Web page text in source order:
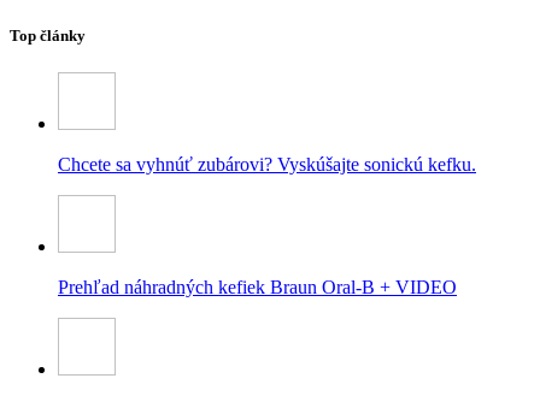
Top články
Chcete sa vyhnúť zubárovi? Vyskúšajte sonickú kefku.
Prehľad náhradných kefiek Braun Oral-B + VIDEO